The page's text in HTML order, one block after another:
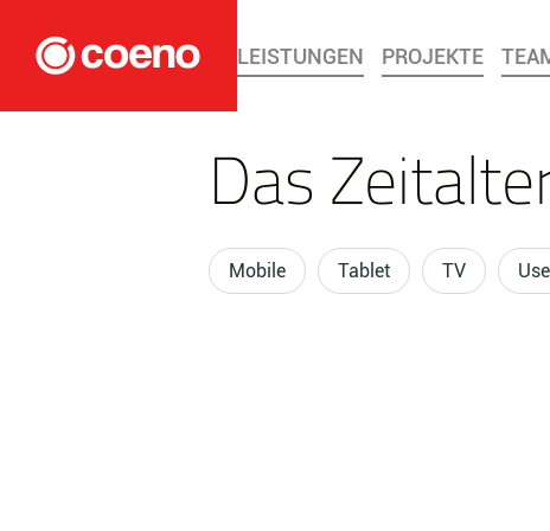
LEISTUNGEN PROJEKTE
Das
Mobile Tablet TV